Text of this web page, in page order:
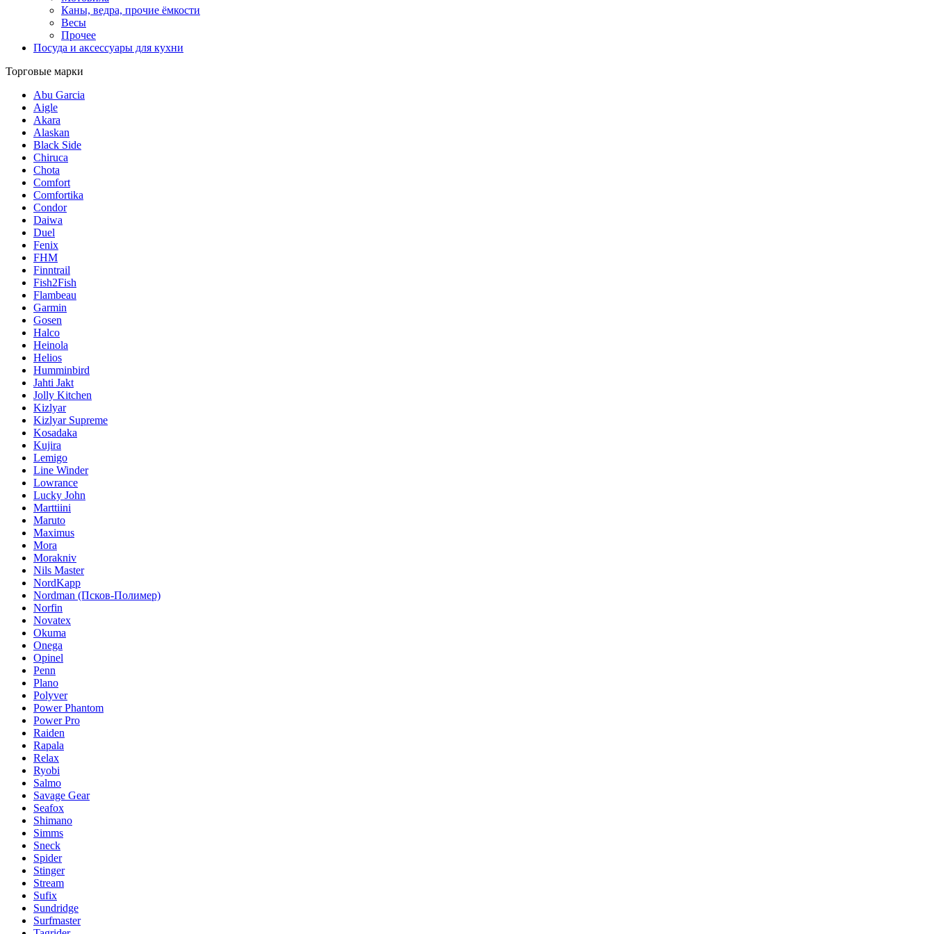
Каны, ведра, прочие ёмкости
Весы
Прочее
Посуда и аксессуары для кухни
Торговые марки
Abu Garcia
Aigle
Akara
Alaskan
Black Side
Chiruca
Chota
Comfort
Comfortika
Condor
Daiwa
Duel
Fenix
FHM
Finntrail
Fish2Fish
Flambeau
Garmin
Gosen
Halco
Heinola
Helios
Humminbird
Jahti Jakt
Jolly Kitchen
Kizlyar
Kizlyar Supreme
Kosadaka
Kujira
Lemigo
Line Winder
Lowrance
Lucky John
Marttiini
Maruto
Maximus
Mora
Morakniv
Nils Master
NordKapp
Nordman (Псков-Полимер)
Norfin
Novatex
Okuma
Onega
Opinel
Penn
Plano
Polyver
Power Phantom
Power Pro
Raiden
Rapala
Relax
Ryobi
Salmo
Savage Gear
Seafox
Shimano
Simms
Sneck
Spider
Stinger
Stream
Sufix
Sundridge
Surfmaster